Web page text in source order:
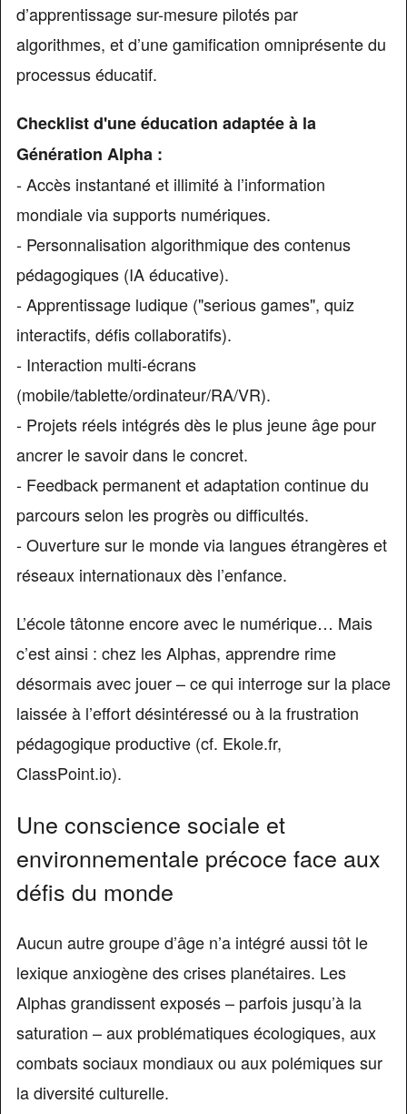
d’apprentissage sur-mesure pilotés par
algorithmes, et d’une gamification omniprésente du
processus éducatif.
Checklist d'une éducation adaptée à la
Génération Alpha :
- Accès instantané et illimité à l’information
mondiale via supports numériques.
- Personnalisation algorithmique des contenus
pédagogiques (IA éducative).
- Apprentissage ludique ("serious games", quiz
interactifs, défis collaboratifs).
- Interaction multi-écrans
(mobile/tablette/ordinateur/RA/VR).
- Projets réels intégrés dès le plus jeune âge pour
ancrer le savoir dans le concret.
- Feedback permanent et adaptation continue du
parcours selon les progrès ou difficultés.
- Ouverture sur le monde via langues étrangères et
réseaux internationaux dès l’enfance.
L’école tâtonne encore avec le numérique… Mais
c’est ainsi : chez les Alphas, apprendre rime
désormais avec jouer – ce qui interroge sur la place
laissée à l’effort désintéressé ou à la frustration
pédagogique productive (cf. Ekole.fr,
ClassPoint.io).
Une conscience sociale et
environnementale précoce face aux
défis du monde
Aucun autre groupe d’âge n’a intégré aussi tôt le
lexique anxiogène des crises planétaires. Les
Alphas grandissent exposés – parfois jusqu’à la
saturation – aux problématiques écologiques, aux
combats sociaux mondiaux ou aux polémiques sur
la diversité culturelle.